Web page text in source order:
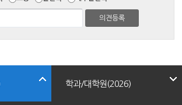
학과/대학원(2026)